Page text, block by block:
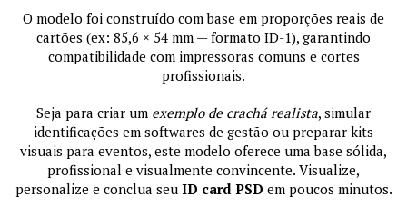
O modelo foi construído com base em proporções reais de
cartões (ex: 85,6 × 54 mm — formato ID-1), garantindo
compatibilidade com impressoras comuns e cortes
profissionais.
Seja para criar um exemplo de crachá realista, simular
identificações em softwares de gestão ou preparar kits
visuais para eventos, este modelo oferece uma base sólida,
profissional e visualmente convincente. Visualize,
personalize e conclua seu ID card PSD em poucos minutos.